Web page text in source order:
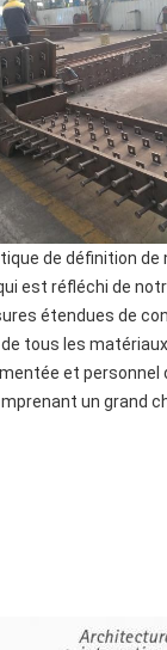
de définition
est réfléchi de
étendues de
tous les
et personnel
un grand